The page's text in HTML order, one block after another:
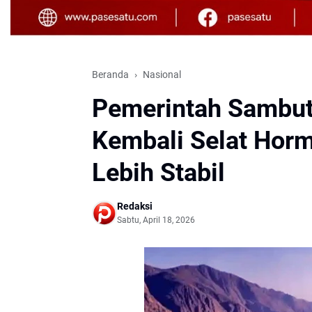
Beranda Nasional
Pemerintah
Kembali Selat
Lebih Stabil
Redaksi
Sabtu, April 18, 2026